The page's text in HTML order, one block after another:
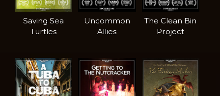
Saving Sea
Turtles
Uncommon
Allies
The Clean Bin
Project